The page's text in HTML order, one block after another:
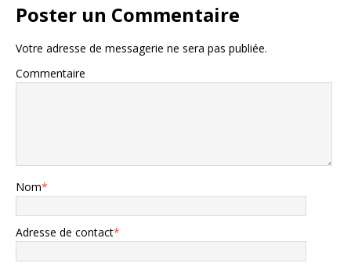
Poster un Commentaire
Votre adresse de messagerie ne sera pas publiée.
Commentaire
Nom*
Adresse de contact*